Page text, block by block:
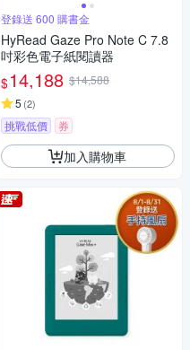
登錄送 600 購書金
HyRead Gaze Pro Note C 7.8
吋彩色電子紙閱讀器
$14,188 $14,588
5 (2)
挑戰低價 券
加入購物車